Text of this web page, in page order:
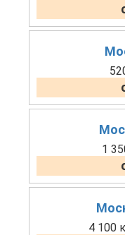
1
4 100